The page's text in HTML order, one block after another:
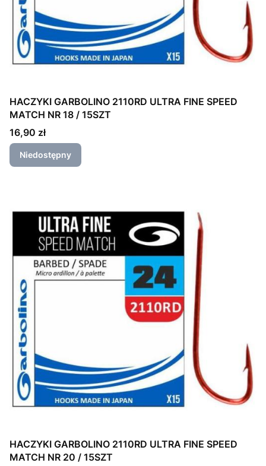
HACZYKI GARBOLINO 2110RD ULTRA FINE SPEED
MATCH NR 18 / 15SZT
Cena
16,90 zł
Niedostępny
HACZYKI GARBOLINO 2110RD ULTRA FINE SPEED
MATCH NR 20 / 15SZT